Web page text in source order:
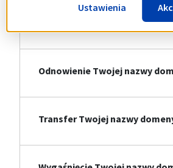
Rejestracja Twojej nazwy
Odnowienie Twojej nazwy
Transfer Twojej nazwy
Ustawienia